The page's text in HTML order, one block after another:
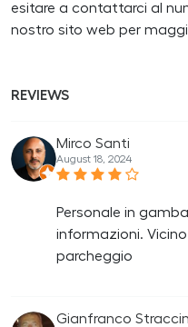
esitare a contattarci al
nostro sito web per
REVIEWS
Mirco Santi
August 18, 2024
Personale in
informazioni.
parcheggio
Gianfranco